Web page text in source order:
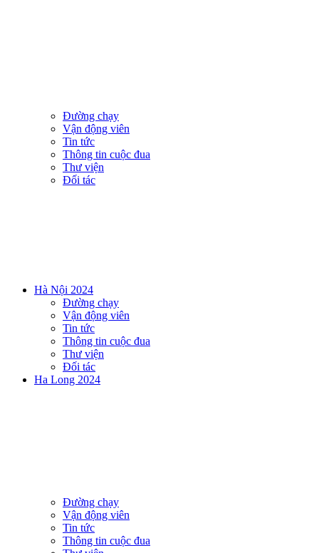
Đường chạy
Vận động viên
Tin tức
Thông tin cuộc đua
Thư viện
Đối tác
Hà Nội 2024
Đường chạy
Vận động viên
Tin tức
Thông tin cuộc đua
Thư viện
Đối tác
Ha Long 2024
Đường chạy
Vận động viên
Tin tức
Thông tin cuộc đua